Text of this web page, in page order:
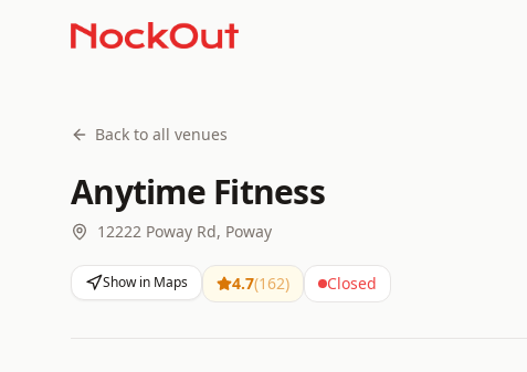
Back to all venues
Anytime Fitness
12222 Poway Rd, Poway
Show in Maps 4.7(162) Closed